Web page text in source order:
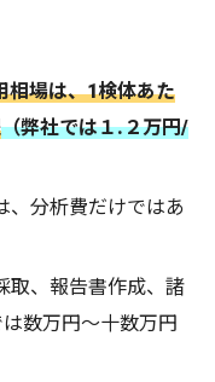
相場は、1検体あた
（弊社では１.２万円/
、分析費だけではあ
取、報告書作成、諸
数万円～十数万円